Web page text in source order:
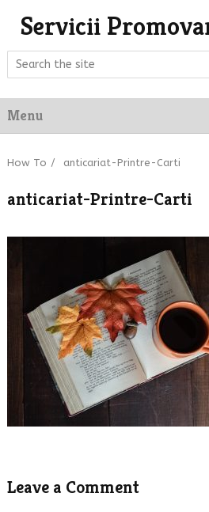
Servicii
Menu
How To / anticariat-Printre-Carti
anticariat-Printre-Carti
Leave a Comment